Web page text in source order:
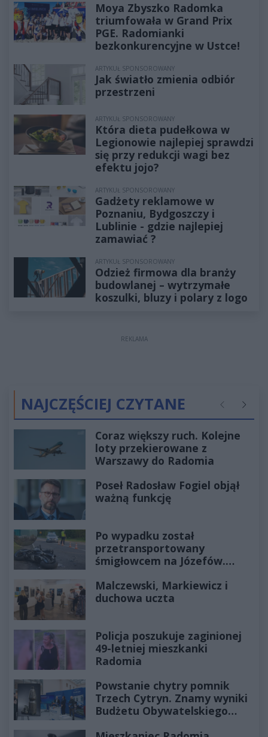
Moya Zbyszko Radomka
triumfowała w Grand Prix
PGE. Radomianki
bezkonkurencyjne w Ustce!
ARTYKUŁ SPONSOROWANY
Jak światło zmienia odbiór
przestrzeni
ARTYKUŁ SPONSOROWANY
Która dieta pudełkowa w
Legionowie najlepiej sprawdzi
się przy redukcji wagi bez
efektu jojo?
ARTYKUŁ SPONSOROWANY
Gadżety reklamowe w
Poznaniu, Bydgoszczy i
Lublinie - gdzie najlepiej
zamawiać ?
ARTYKUŁ SPONSOROWANY
Odzież firmowa dla branży
budowlanej – wytrzymałe
koszulki, bluzy i polary z logo
REKLAMA
NAJCZĘŚCIEJ CZYTANE Poprzednie
Coraz większy ruch. Kolejne
loty przekierowane z
Warszawy do Radomia
Poseł Radosław Fogiel objął
ważną funkcję
Po wypadku został
przetransportowany
śmigłowcem na Józefów.
Malczewski, Markiewicz i
duchowa uczta
Policja poszukuje zaginionej
49-letniej mieszkanki
Radomia
Powstanie chytry pomnik
Trzech Cytryn. Znamy wyniki
Budżetu Obywatelskiego